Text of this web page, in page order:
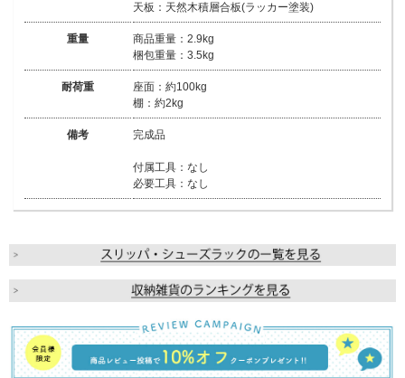
天板：天然木積層合板(ラッカー塗装)
重量
商品重量：2.9kg
梱包重量：3.5kg
耐荷重
座面：約100kg
棚：約2kg
備考 完成品
付属工具：なし
必要工具：なし